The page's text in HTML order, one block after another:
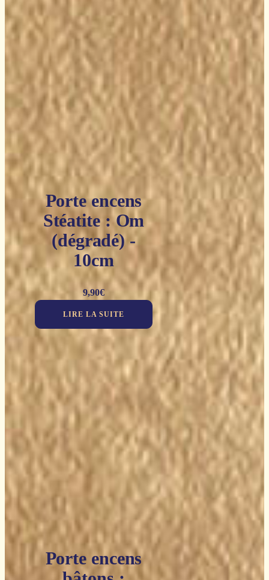
Porte encens
Stéatite : Om
(dégradé) -
10cm
9,90€
LIRE LA SUITE
Porte encens